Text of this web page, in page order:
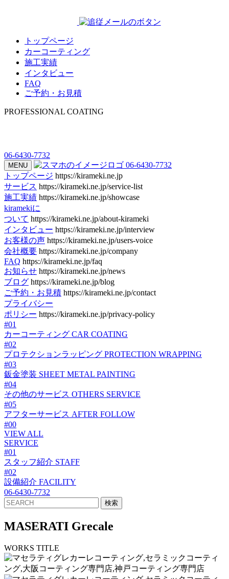
トップページ
カーコーティング
施工実績
インタビュー
FAQ
ご予約・お見積
PROFESSIONAL COATING
06-6430-7732
MENU
06-6430-7732
トップページ https://kirameki.ne.jp
サービス https://kirameki.ne.jp/service-list
施工実績 https://kirameki.ne.jp/showcase
kiramekiに
ついて https://kirameki.ne.jp/about-kirameki
インタビュー https://kirameki.ne.jp/interview
お客様の声 https://kirameki.ne.jp/users-voice
会社概要 https://kirameki.ne.jp/company
FAQ https://kirameki.ne.jp/faq
お知らせ https://kirameki.ne.jp/news
ブログ https://kirameki.ne.jp/blog
ご予約・お見積 https://kirameki.ne.jp/contact
プライバシー
ポリシー https://kirameki.ne.jp/privacy-policy
#01
カーコーティング CAR COATING
#02
プロテクションラッピング PROTECTION WRAPPING
#03
鈑金塗装 SHEET METAL PAINTING
#04
その他のサービス OTHERS SERVICE
#05
アフターサービス AFTER FOLLOW
#00
VIEW ALL
SERVICE
#01
スタッフ紹介 STAFF
#02
設備紹介 FACILITY
06-6430-7732
MASERATI Grecale
WORKS TITLE